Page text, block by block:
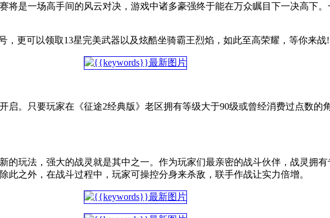
将是一场高手间的风云对决，游戏中诸多豪强终于能在万众瞩目下一决高下
，更可以领取13星完美武器以及炫酷坐骑霸王烈焰，如此至高荣耀，等你来战!
启。只要玩家在《征途2经典版》老区拥有等级大于90级或曾经消费过点数的
的玩法，强大的战灵就是其中之一。作为玩家们最亲密的战斗伙伴，战灵拥
之外，在战斗过程中，玩家可操控分身来杀敌，联手作战让实力倍增。